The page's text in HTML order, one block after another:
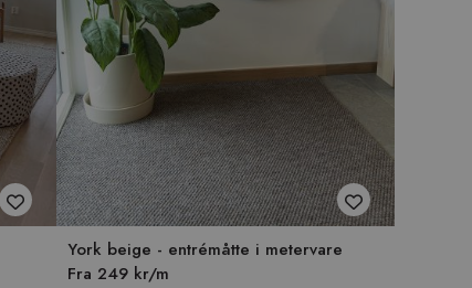
York beige - entrémåtte i metervare
Fra 249 kr/m